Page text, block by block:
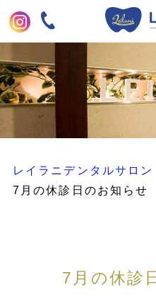
レイラニデンタルサロ
7月の休診日のお知らせ
7月の休診